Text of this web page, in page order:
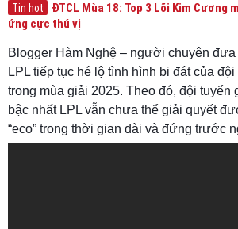
Tin hot
ĐTCL Mùa 18: Top 3 Lõi Kim Cương
ứng cực thú vị
Blogger Hàm Nghệ – người chuyên
LPL tiếp tục hé lộ tình hình bi đát của
trong mùa giải 2025. Theo đó, đội tuyển
bậc nhất LPL vẫn chưa thể giải quyết
“eco” trong thời gian dài và đứng trước